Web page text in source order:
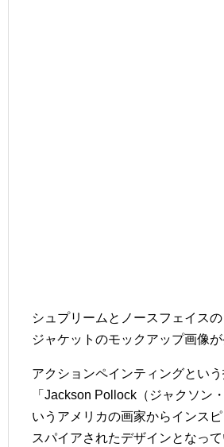
シュプリームとノースフェイス
ジャケットのモックアップ画像が
アクションペインティングとい
「Jackson Pollock（ジャクソン
いうアメリカの画家からインス
スパイアされたデザインとなって